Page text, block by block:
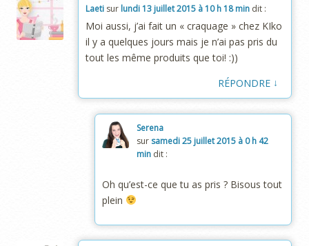
Laeti sur lundi 13 juillet 2015 à 10 h 18 min dit :
Moi aussi, j’ai fait un « craquage » chez KIko
il y a quelques jours mais je n’ai pas pris du
tout les même produits que toi! :))
RÉPONDRE ↓
Serena
sur samedi 25 juillet 2015 à 0 h 42
min dit :
Oh qu’est-ce que tu as pris ? Bisous tout
plein